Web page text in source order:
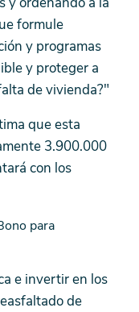
formule
y programas
y proteger a
de vivienda?"
que esta
3.900.000
con los
para
e invertir en los
de